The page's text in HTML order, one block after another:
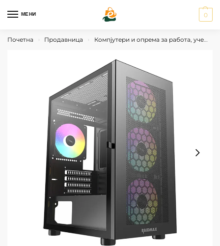
МЕНИ 0
Почетна › Продавница › Компјутери и опрема за работа, учење и гејминг